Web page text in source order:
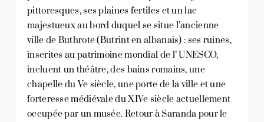
pittoresques, ses plaines fertiles et un lac
majestueux au bord duquel se situe l’ancienne
ville de Buthrote (Butrint en albanais) : ses ruines,
inscrites au patrimoine mondial de l’ UNESCO,
incluent un théâtre, des bains romains, une
chapelle du Ve siècle, une porte de la ville et une
forteresse médiévale du XIVe siècle actuellement
occupée par un musée. Retour à Saranda pour le